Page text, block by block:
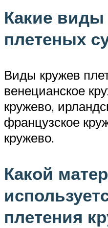
Какие виды
плетеных
Виды кружев
венецианское
кружево,
французское
кружево.
Какой
плетения